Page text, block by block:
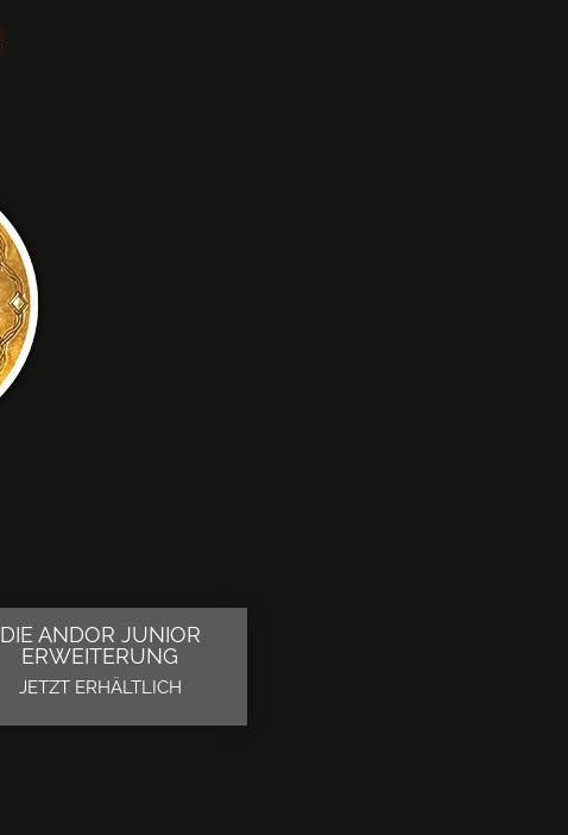
DIE ANDOR JUNIOR
ERWEITERUNG
JETZT ERHÄLTLICH